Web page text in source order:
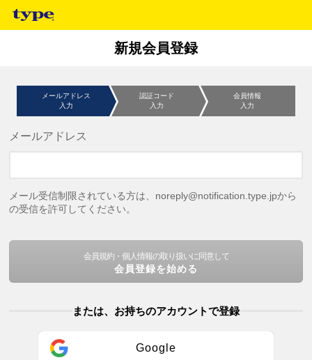
新規会員登録
メールアドレス
入力
認証コード
入力
会員情報
入力
メールアドレス
メール受信制限されている方は、noreply@notification.type.jpから
の受信を許可してください。
会員規約・個人情報の取り扱いに同意して
会員登録を始める
または、お持ちのアカウントで登録
Google